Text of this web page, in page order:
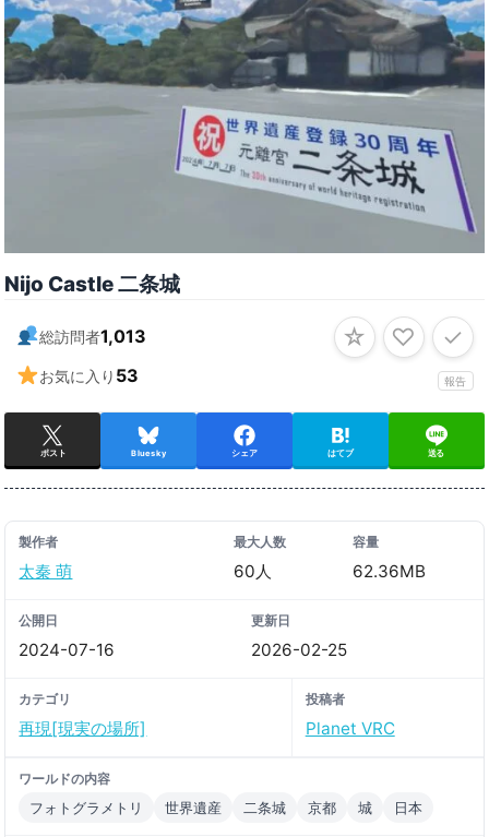
Nijo Castle 二条城
総訪問者1,013
お気に入り 53 報告
☆ ♡ ✓
ポスト Bluesky シェア はてブ 送る
製作者
太秦 萌
最大人数
60人
容量
62.36MB
公開日
2024-07-16
更新日
2026-02-25
カテゴリ
再現[現実の場所]
投稿者
Planet VRC
ワールドの内容
フォトグラメトリ 世界遺産 二条城 京都 城 日本